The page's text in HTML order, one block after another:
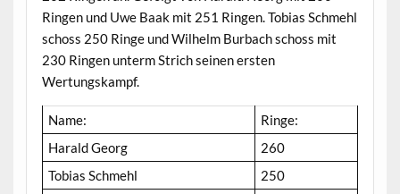
Ringen und Uwe Baak mit 251 Ringen. Tobias Schmehl
schoss 250 Ringe und Wilhelm Burbach schoss mit
230 Ringen unterm Strich seinen ersten
Wertungskampf.
Name:
Ringe:
Harald Georg
260
Tobias Schmehl
250